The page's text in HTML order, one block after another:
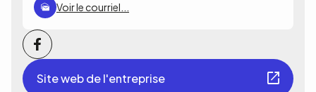
Voir le courriel...
Site web de l'entreprise